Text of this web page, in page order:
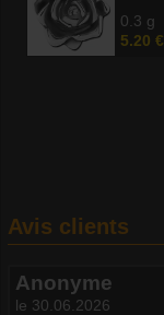
0.3 g
5.20 €
Avis clients
Anonyme
le 30.06.2026